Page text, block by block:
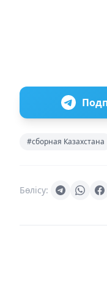
#сборная Казахстана
Бөлісу: